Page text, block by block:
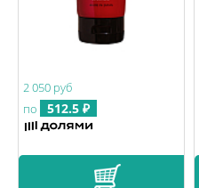
2 050 руб
по
512.5 ₽